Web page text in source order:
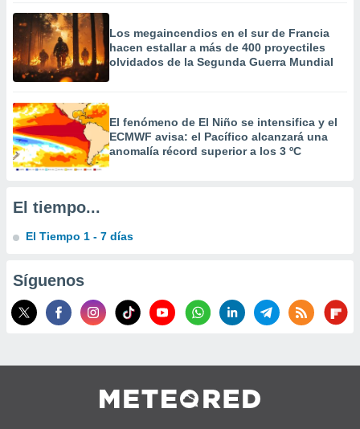
utilizar
crear un
uso de
la
contenido
medir el
de la
del
de
de
de
uso de
Los megaincendios en el sur de Francia
hacen estallar a más de 400 proyectiles
olvidados de la Segunda Guerra Mundial
El fenómeno de El Niño se intensifica y el
ECMWF avisa: el Pacífico alcanzará una
anomalía récord superior a los 3 ºC
El tiempo...
El Tiempo 1 - 7 días
Síguenos